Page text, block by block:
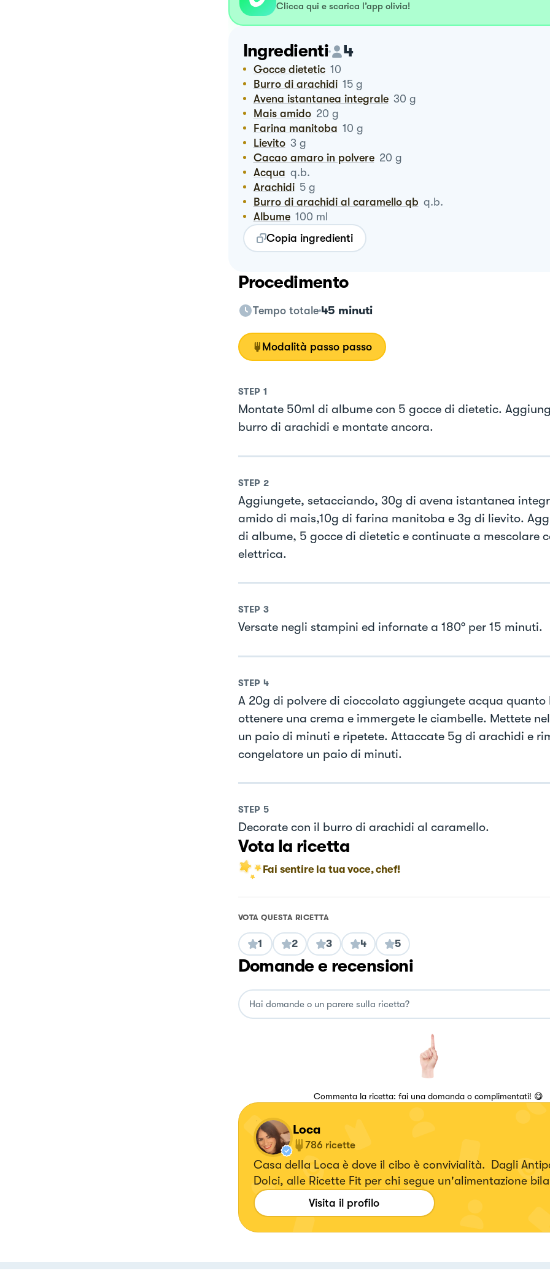
Clicca qui e scarica l’app olivia!
Ingredienti 4
Gocce dietetic 10
Burro di arachidi 15 g
Avena istantanea integrale 30 g
Mais amido 20 g
Farina manitoba 10 g
Lievito 3 g
Cacao amaro in polvere 20 g
Acqua q.b.
Arachidi 5 g
Burro di arachidi al caramello qb q.b.
Albume 100 ml
Copia ingredienti
Procedimento
Tempo totale 45 minuti
Modalità passo passo
STEP 1
Montate 50ml di albume con 5 gocce di dietetic.
burro di arachidi e montate ancora.
STEP 2
Aggiungete, setacciando, 30g di avena istantanea
amido di mais,10g di farina manitoba e 3g di lievito.
di albume, 5 gocce di dietetic e continuate a mescolare
elettrica.
STEP 3
Versate negli stampini ed infornate a 180° per 15 minuti.
STEP 4
A 20g di polvere di cioccolato aggiungete acqua quanto
ottenere una crema e immergete le ciambelle. Mettete
un paio di minuti e ripetete. Attaccate 5g di arachidi e
congelatore un paio di minuti.
STEP 5
Decorate con il burro di arachidi al caramello.
Vota la ricetta
Fai sentire la tua voce, chef!
VOTA QUESTA RICETTA
1 2 3 4 5
Domande e recensioni
Commenta la ricetta: fai una domanda o complimentati! 😋
Loca
786 ricette
Casa della Loca è dove il cibo è convivialità. Dagli
Dolci, alle Ricette Fit per chi segue un'alimentazione
Cuoca a domicilio.Visita il profilo